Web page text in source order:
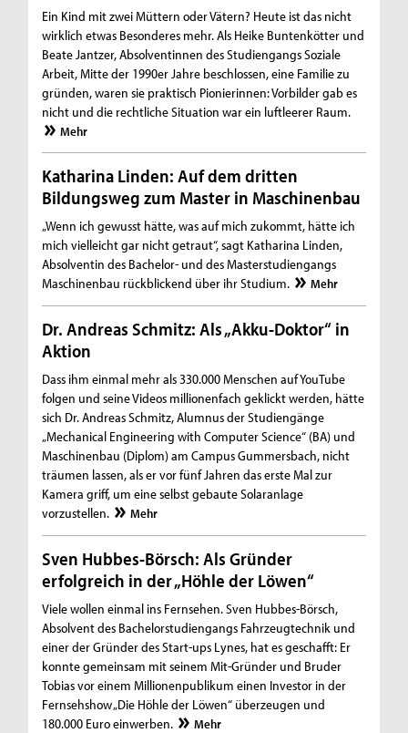
Ein Kind mit zwei Müttern oder Vätern? Heute ist das nicht
wirklich etwas Besonderes mehr. Als Heike Buntenkötter und
Beate Jantzer, Absolventinnen des Studiengangs Soziale
Arbeit, Mitte der 1990er Jahre beschlossen, eine Familie zu
gründen, waren sie praktisch Pionierinnen: Vorbilder gab es
nicht und die rechtliche Situation war ein luftleerer Raum.
Mehr
Katharina Linden: Auf dem dritten
Bildungsweg zum Master in Maschinenbau
„Wenn ich gewusst hätte, was auf mich zukommt, hätte ich
mich vielleicht gar nicht getraut“, sagt Katharina Linden,
Absolventin des Bachelor- und des Masterstudiengangs
Maschinenbau rückblickend über ihr Studium.
Mehr
Dr. Andreas Schmitz: Als „Akku-Doktor“ in
Aktion
Dass ihm einmal mehr als 330.000 Menschen auf YouTube
folgen und seine Videos millionenfach geklickt werden, hätte
sich Dr. Andreas Schmitz, Alumnus der Studiengänge
„Mechanical Engineering with Computer Science“ (BA) und
Maschinenbau (Diplom) am Campus Gummersbach, nicht
träumen lassen, als er vor fünf Jahren das erste Mal zur
Kamera griff, um eine selbst gebaute Solaranlage
vorzustellen.
Mehr
Sven Hubbes-Börsch: Als Gründer
erfolgreich in der „Höhle der Löwen“
Viele wollen einmal ins Fernsehen. Sven Hubbes-Börsch,
Absolvent des Bachelorstudiengangs Fahrzeugtechnik und
einer der Gründer des Start-ups Lynes, hat es geschafft: Er
konnte gemeinsam mit seinem Mit-Gründer und Bruder
Tobias vor einem Millionenpublikum einen Investor in der
Fernsehshow „Die Höhle der Löwen“ überzeugen und
180.000 Euro einwerben.
Mehr